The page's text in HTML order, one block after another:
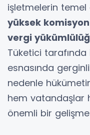
işletmelerin temel
yüksek
vergi
Tüketici tarafında
esnasında
nedenle
hem vatandaşlar
önemli bir